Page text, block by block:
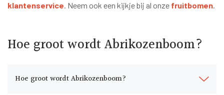
klantenservice. Neem ook een kijkje bij al onze fruitbomen.
Hoe groot wordt Abrikozenboom?
Hoe groot wordt Abrikozenboom?